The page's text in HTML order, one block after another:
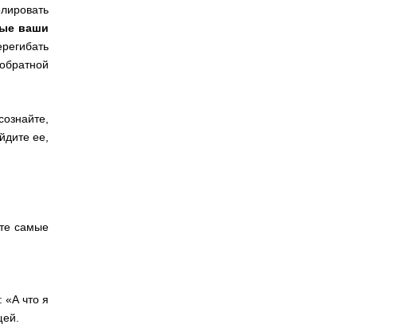
ваши
ее,
самые
«А что я